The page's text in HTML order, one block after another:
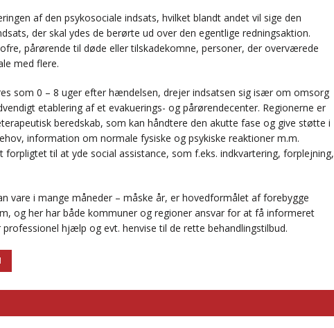
af den psykosociale indsats, hvilket blandt andet vil sige den
der skal ydes de berørte ud over den egentlige redningsaktion.
pårørende til døde eller tilskadekomne, personer, der overværede
med flere.
som 0 – 8 uger efter hændelsen, drejer indsatsen sig især om omsorg
etablering af et evakuerings- og pårørendecenter. Regionerne er
beredskab, som kan håndtere den akutte fase og give støtte i
information om normale fysiske og psykiske reaktioner m.m.
forpligtet til at yde social assistance, som f.eks. indkvartering, forplejning,
vare i mange måneder – måske år, er hovedformålet af forebygge
og her har både kommuner og regioner ansvar for at få informeret
hjælp og evt. henvise til de rette behandlingstilbud.